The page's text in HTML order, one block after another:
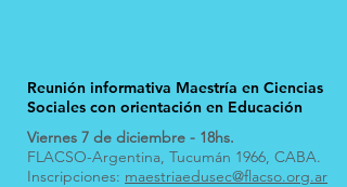
Reunión informativa Maestría en Ciencias
Sociales con orientación en Educación
Viernes 7 de diciembre - 18hs.
FLACSO-Argentina, Tucumán 1966, CABA.
Inscripciones: maestriaedusec@flacso.org.ar